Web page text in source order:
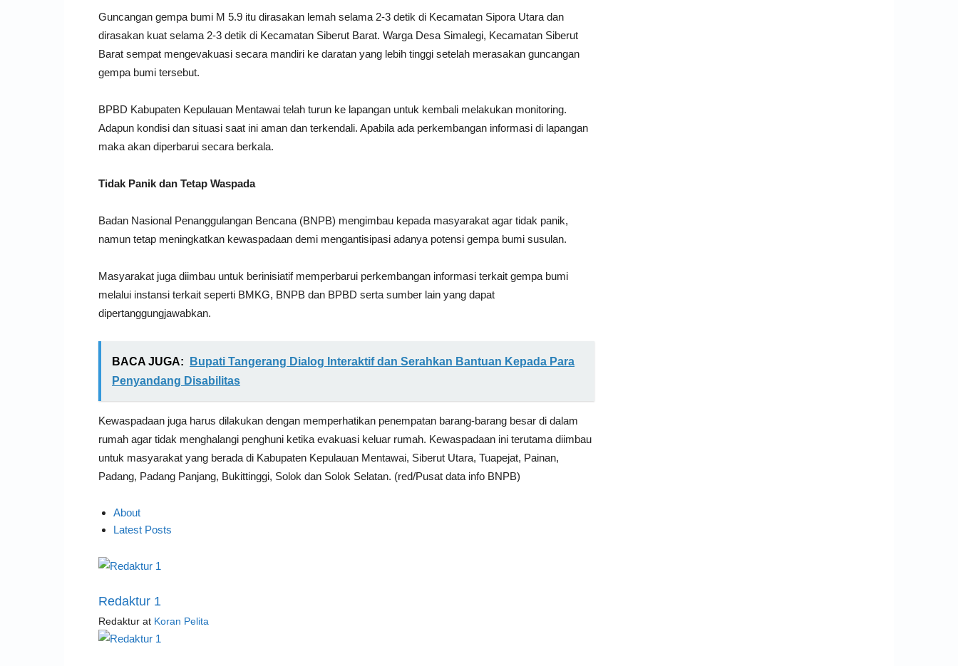
Guncangan gempa bumi M 5.9 itu dirasakan lemah selama 2-3 detik di Kecamatan Sipora Utara dan
dirasakan kuat selama 2-3 detik di Kecamatan Siberut Barat. Warga Desa Simalegi, Kecamatan Siberut
Barat sempat mengevakuasi secara mandiri ke daratan yang lebih tinggi setelah merasakan guncangan
gempa bumi tersebut.
BPBD Kabupaten Kepulauan Mentawai telah turun ke lapangan untuk kembali melakukan monitoring.
Adapun kondisi dan situasi saat ini aman dan terkendali. Apabila ada perkembangan informasi di lapangan
maka akan diperbarui secara berkala.
Tidak Panik dan Tetap Waspada
Badan Nasional Penanggulangan Bencana (BNPB) mengimbau kepada masyarakat agar tidak panik,
namun tetap meningkatkan kewaspadaan demi mengantisipasi adanya potensi gempa bumi susulan.
Masyarakat juga diimbau untuk berinisiatif memperbarui perkembangan informasi terkait gempa bumi
melalui instansi terkait seperti BMKG, BNPB dan BPBD serta sumber lain yang dapat
dipertanggungjawabkan.
BACA JUGA:
Bupati Tangerang Dialog Interaktif dan Serahkan Bantuan Kepada Para
Penyandang Disabilitas
Kewaspadaan juga harus dilakukan dengan memperhatikan penempatan barang-barang besar di dalam
rumah agar tidak menghalangi penghuni ketika evakuasi keluar rumah. Kewaspadaan ini terutama diimbau
untuk masyarakat yang berada di Kabupaten Kepulauan Mentawai, Siberut Utara, Tuapejat, Painan,
Padang, Padang Panjang, Bukittinggi, Solok dan Solok Selatan. (red/Pusat data info BNPB)
About
Latest Posts
Redaktur 1
Redaktur at Koran Pelita